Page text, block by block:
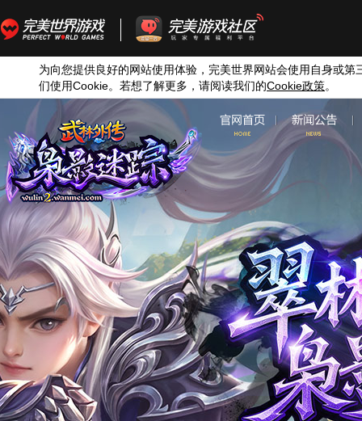
为向您提供良好的网站使用体验，完美世界网站会使用自身或第
们使用Cookie。若想了解更多，请阅读我们的Cookie政策。